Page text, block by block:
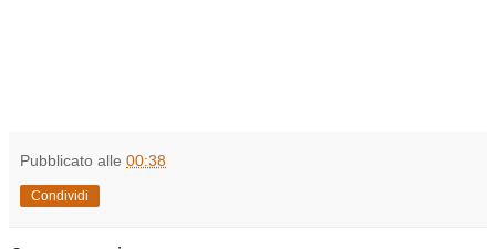
Pubblicato alle 00:38
Condividi